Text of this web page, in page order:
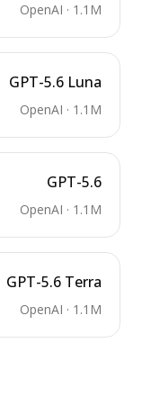
OpenAI · 1.1M
GPT-5.6 Luna
OpenAI · 1.1M
GPT-5.6
OpenAI · 1.1M
GPT-5.6 Terra
OpenAI · 1.1M